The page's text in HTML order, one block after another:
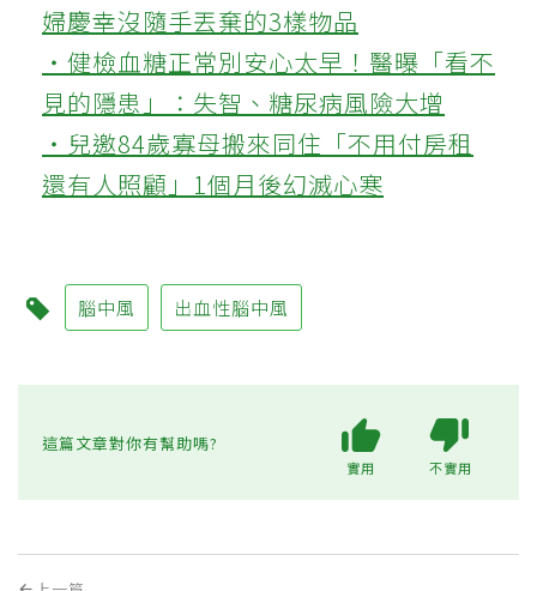
婦慶幸沒隨手丟棄的3樣物品
‧健檢血糖正常別安心太早！醫曝「看不
見的隱患」：失智、糖尿病風險大增
‧兒邀84歲寡母搬來同住「不用付房租
還有人照顧」1個月後幻滅心寒
腦中風 出血性腦中風
這篇文章對你有幫助嗎?
實用 不實用